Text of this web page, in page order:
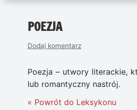
POEZJA
Dodaj komentarz
Poezja – utwory literackie,
lub romantyczny nastrój.
« Powrót do Leksykonu